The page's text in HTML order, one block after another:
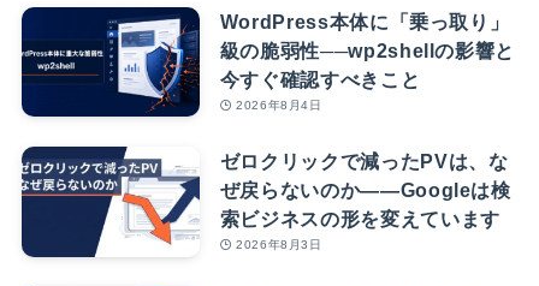
WordPress本体に「乗っ取り」
級の脆弱性──wp2shellの影響と
今すぐ確認すべきこと
2026年8月4日
ゼロクリックで減ったPVは、な
ぜ戻らないのか――Googleは検
索ビジネスの形を変えています
2026年8月3日